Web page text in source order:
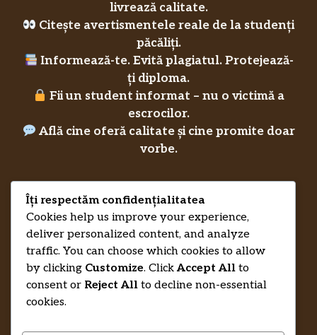
livrează calitate.
Citește avertismentele reale de la studenți
păcăliți.
Informează-te. Evită plagiatul. Protejează-
ți diploma.
Fii un student informat – nu o victimă a
escrocilor.
Află cine oferă calitate și cine promite doar
vorbe.
RecenziiLucrareLicenta.euCreditsPrivacy Policy
Îți respectăm confidențialitatea
Cookies help us improve your experience,
deliver personalized content, and analyze
traffic. You can choose which cookies to allow
by clicking Customize. Click Accept All to
consent or Reject All to decline non-essential
cookies.